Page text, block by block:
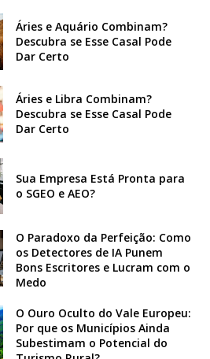
Áries e Aquário Combinam?
Descubra se Esse Casal Pode
Dar Certo
Áries e Libra Combinam?
Descubra se Esse Casal Pode
Dar Certo
Sua Empresa Está Pronta para
o SGEO e AEO?
O Paradoxo da Perfeição: Como
os Detectores de IA Punem
Bons Escritores e Lucram com o
Medo
O Ouro Oculto do Vale Europeu:
Por que os Municípios Ainda
Subestimam o Potencial do